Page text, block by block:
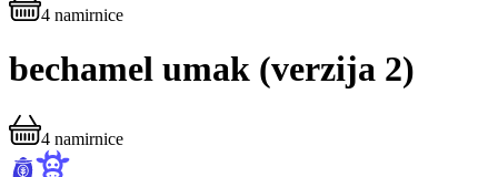
4 namirnice
bechamel umak (verzija 2)
4 namirnice